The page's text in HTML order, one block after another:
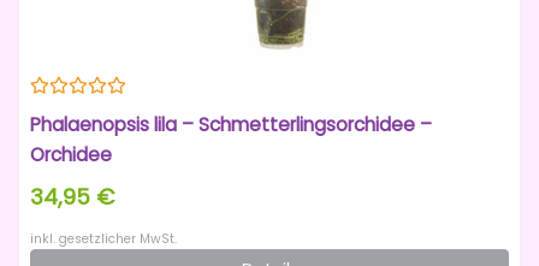
Phalaenopsis lila – Schmetterlingsorchidee –
Orchidee
34,95 €
inkl. gesetzlicher MwSt.